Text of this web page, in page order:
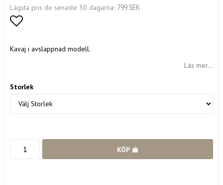
Lägsta pris de senaste 30 dagarna 799 SEK
Kavaj i avslappnad modell.
Läs mer...
Storlek
KÖP